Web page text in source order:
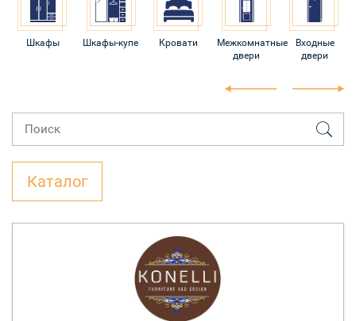
Шкафы Шкафы-купе Кровати
Межкомнатные
двери
Входные
двери
Каталог